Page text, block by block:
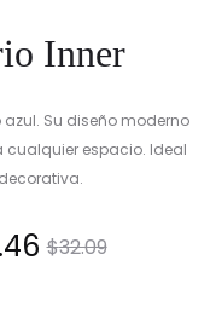
Inner
azul. Su diseño moderno
espacio. Ideal
$32.09
El